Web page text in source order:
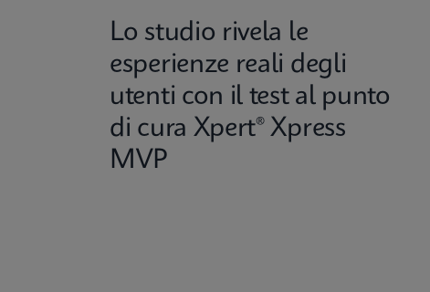
Lo studio rivela le
esperienze reali degli
utenti con il test al punto
di cura Xpert® Xpress
MVP